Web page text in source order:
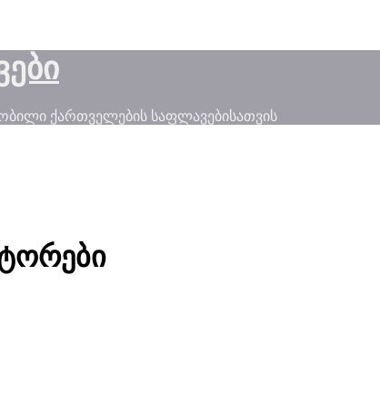
ქართველების საფლავებისათვის